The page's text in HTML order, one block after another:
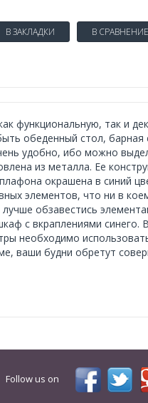
В ЗАКЛАДКИ В СРАВНЕНИЕ
функциональную, так и
обеденный стол, барная
удобно, ибо можно
из металла. Ее
окрашена в синий
элементов, что ни в
обзавестись
с вкраплениями синего.
необходимо
ваши будни обретут
Follow us on